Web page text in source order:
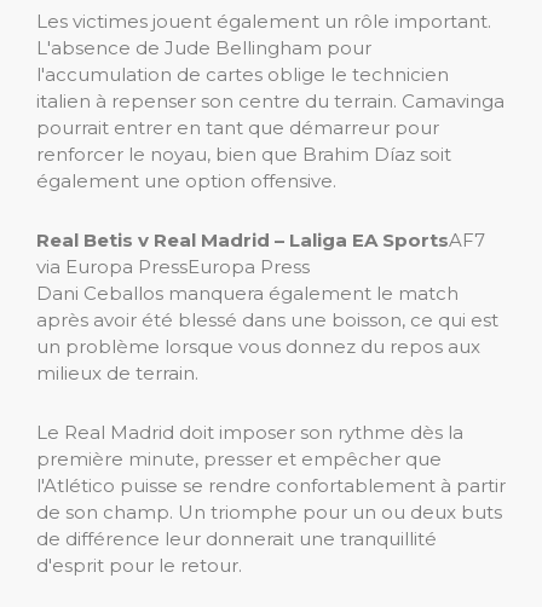
Les victimes jouent également un rôle important.
L'absence de Jude Bellingham pour
l'accumulation de cartes oblige le technicien
italien à repenser son centre du terrain. Camavinga
pourrait entrer en tant que démarreur pour
renforcer le noyau, bien que Brahim Díaz soit
également une option offensive.
Real Betis v Real Madrid – Laliga EA SportsAF7
via Europa PressEuropa Press
Dani Ceballos manquera également le match
après avoir été blessé dans une boisson, ce qui est
un problème lorsque vous donnez du repos aux
milieux de terrain.
Le Real Madrid doit imposer son rythme dès la
première minute, presser et empêcher que
l'Atlético puisse se rendre confortablement à partir
de son champ. Un triomphe pour un ou deux buts
de différence leur donnerait une tranquillité
d'esprit pour le retour.